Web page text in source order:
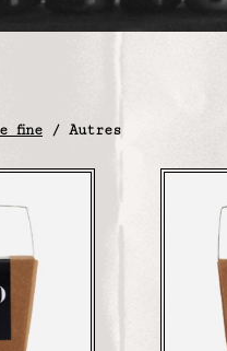
fine/ Autres